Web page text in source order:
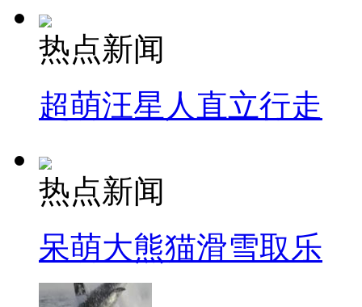
热点新闻
超萌汪星人直立行走
热点新闻
呆萌大熊猫滑雪取乐